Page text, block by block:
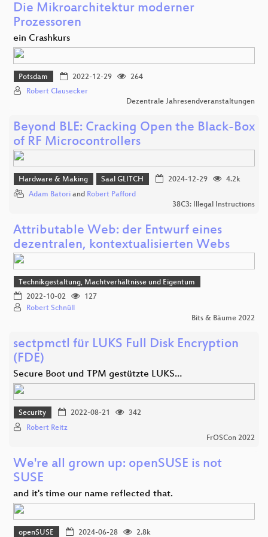
Die Mikroarchitektur moderner
Prozessoren
ein Crashkurs
Potsdam 2022-12-29
264
Robert Clausecker
Dezentrale Jahresendveranstaltungen
Beyond BLE: Cracking Open the Black-Box
of RF Microcontrollers
Hardware & Making Saal GLITCH 2024-12-29
4.2k
Adam Batori and Robert Pafford
38C3: Illegal Instructions
Attributable Web: der Entwurf eines
dezentralen, kontextualisierten Webs
Technikgestaltung, Machtverhältnisse und Eigentum
2022-10-02
127
Robert Schnüll
Bits & Bäume 2022
sectpmctl für LUKS Full Disk Encryption
(FDE)
Secure Boot und TPM gestützte LUKS…
Security 2022-08-21
342
Robert Reitz
FrOSCon 2022
We're all grown up: openSUSE is not
SUSE
and it's time our name reflected that.
openSUSE 2024-06-28 2.8k